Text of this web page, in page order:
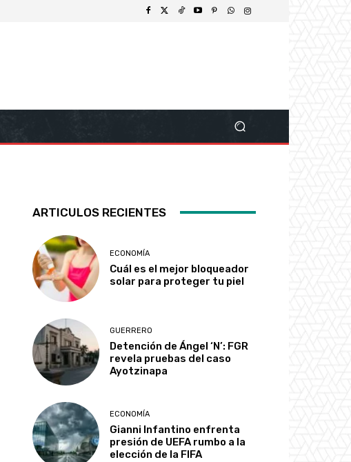
ARTICULOS RECIENTES
ECONOMÍA
Cuál es el mejor bloqueador
solar para proteger tu piel
GUERRERO
Detención de Ángel ‘N’: FGR
revela pruebas del caso
Ayotzinapa
ECONOMÍA
Gianni Infantino enfrenta
presión de UEFA rumbo a la
elección de la FIFA